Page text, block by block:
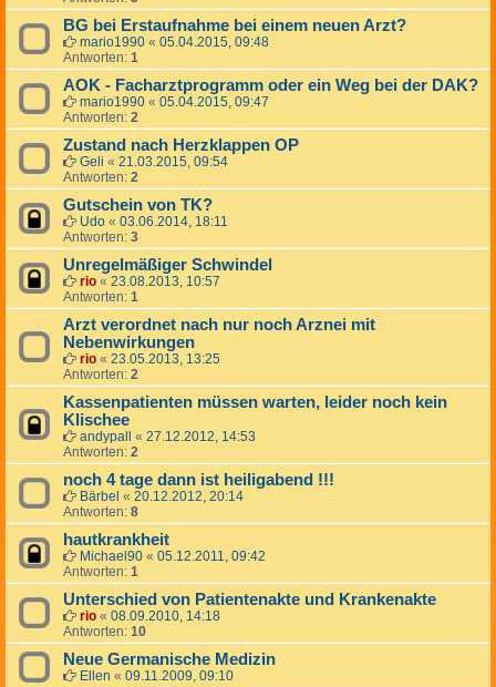
BG bei Erstaufnahme bei einem neuen Arzt?
mario1990 « 05.04.2015, 09:48
Antworten: 1
AOK - Facharztprogramm oder ein Weg bei der DAK?
mario1990 « 05.04.2015, 09:47
Antworten: 2
Zustand nach Herzklappen OP
Geli « 21.03.2015, 09:54
Antworten: 2
Gutschein von TK?
Udo « 03.06.2014, 18:11
Antworten: 3
Unregelmäßiger Schwindel
rio « 23.08.2013, 10:57
Antworten: 1
Arzt verordnet nach nur noch Arznei mit
Nebenwirkungen
rio « 23.05.2013, 13:25
Antworten: 2
Kassenpatienten müssen warten, leider noch kein
Klischee
andypall « 27.12.2012, 14:53
Antworten: 2
noch 4 tage dann ist heiligabend !!!
Bärbel « 20.12.2012, 20:14
Antworten: 8
hautkrankheit
Michael90 « 05.12.2011, 09:42
Antworten: 1
Unterschied von Patientenakte und Krankenakte
rio « 08.09.2010, 14:18
Antworten: 10
Neue Germanische Medizin
Ellen « 09.11.2009, 09:10